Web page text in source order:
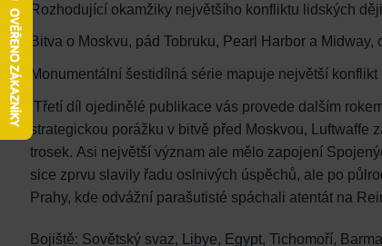
Rozhodující okamžiky největšího konfliktu lidských
Bitva o Moskvu, pád Tobruku, Pearl Harbor a
Monumentální šestidílná série mapuje největší
Třetí díl ojedinělé publikace vás provede dalším
strategickou porážku v bitvě před Moskvou,
trosek. Asi největší význam ale mělo zapojení
sice zprvu slavily řadu oslnivých úspěchů, ale po
Prahy, kde odvážní parašutisté spáchali atentát na
Bojiště: Sovětský svaz, Libye, Egypt, Tichomoří,